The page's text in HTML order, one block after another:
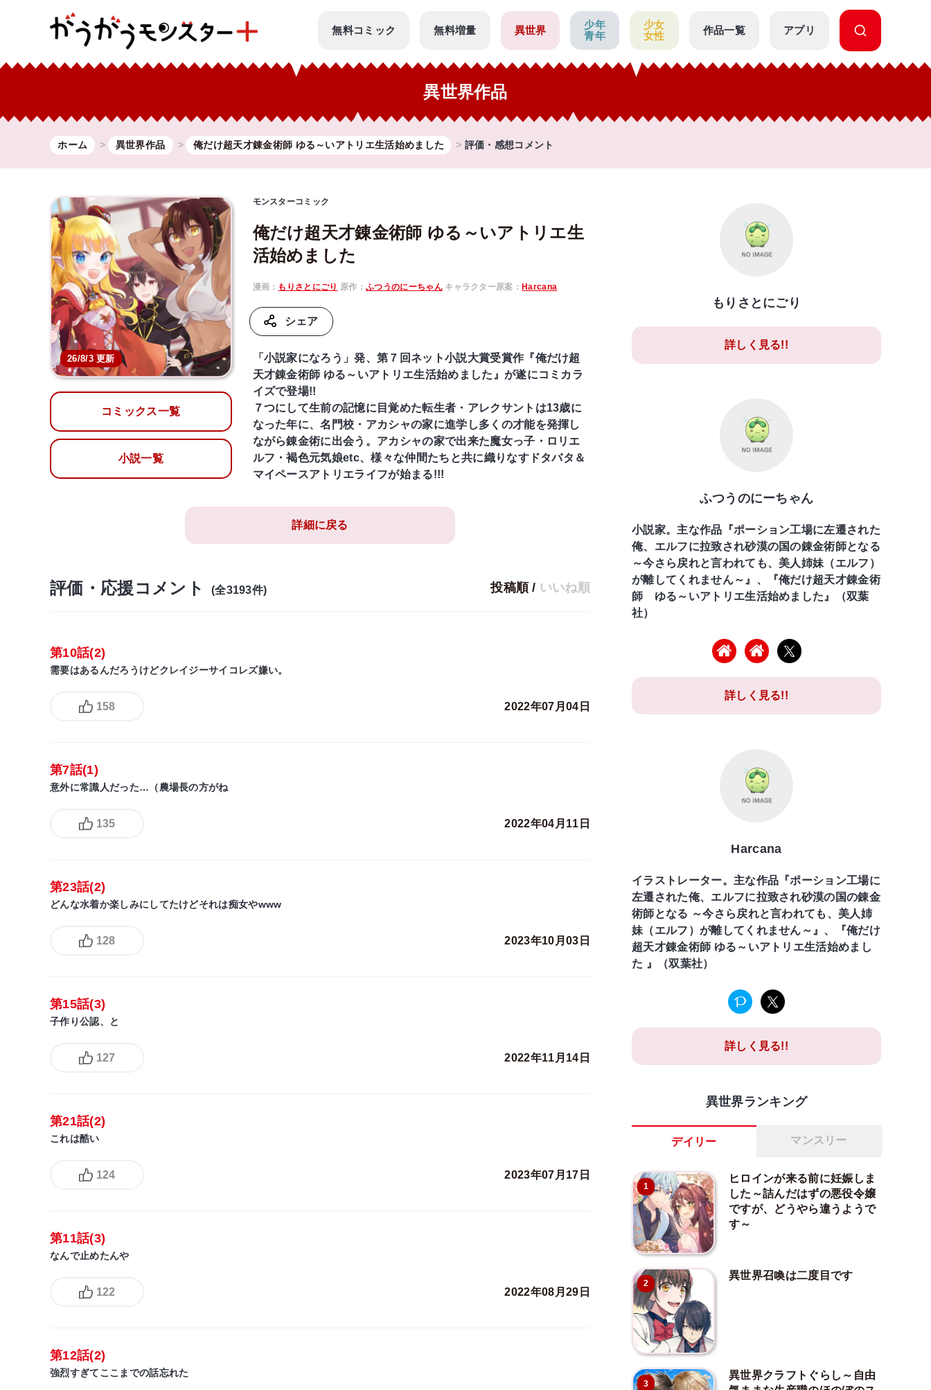
無料コミック 無料増量 異世界
少年
青年
少女
女性
作品一覧 アプリ
異世界作品
ホーム 異世界作品 俺だけ超天才錬金術師 ゆる～いアトリエ生活始めました 評価・感想コメント
26/8/3 更新
コミックス一覧
小説一覧
モンスターコミック
俺だけ超天才錬金術師 ゆる～いアトリエ生
活始めました
漫画： もりさとにごり 原作： ふつうのにーちゃんキャラクター原案：Harcana
シェア
「小説家になろう」発、第７回ネット小説大賞受賞作『俺だけ超
天才錬金術師 ゆる～いアトリエ生活始めました』が遂にコミカラ
イズで登場!!
７つにして生前の記憶に目覚めた転生者・アレクサントは13歳に
なった年に、名門校・アカシャの家に進学し多くの才能を発揮し
ながら錬金術に出会う。アカシャの家で出来た魔女っ子・ロリエ
ルフ・褐色元気娘etc、様々な仲間たちと共に織りなすドタバタ＆
マイペースアトリエライフが始まる!!!
詳細に戻る
評価・応援コメント (全3193件) 投稿順 / いいね順
第10話(2)
需要はあるんだろうけどクレイジーサイコレズ嫌い。
158 2022年07月04日
第7話(1)
意外に常識人だった…（農場長の方がね
135 2022年04月11日
第23話(2)
どんな水着か楽しみにしてたけどそれは痴女やwww
128 2023年10月03日
第15話(3)
子作り公認、と
127 2022年11月14日
第21話(2)
これは酷い
124 2023年07月17日
第11話(3)
なんで止めたんや
122 2022年08月29日
第12話(2)
強烈すぎてここまでの話忘れた
もりさとにごり
詳しく見る!!
ふつうのにーちゃん
小説家。主な作品『ポーション工場に左遷された
俺、エルフに拉致され砂漠の国の錬金術師となる
～今さら戻れと言われても、美人姉妹（エルフ）
が離してくれません～』、『俺だけ超天才錬金術
師 ゆる～いアトリエ生活始めました』（双葉
社）
詳しく見る!!
Harcana
イラストレーター。主な作品『ポーション工場に
左遷された俺、エルフに拉致され砂漠の国の錬金
術師となる ～今さら戻れと言われても、美人姉
妹（エルフ）が離してくれません～』、『俺だけ
超天才錬金術師 ゆる～いアトリエ生活始めまし
た 』（双葉社）
詳しく見る!!
異世界ランキング
デイリー マンスリー
1
ヒロインが来る前に妊娠しま
した～詰んだはずの悪役令嬢
ですが、どうやら違うようで
す～
2
異世界召喚は二度目です
3
異世界クラフトぐらし～自由